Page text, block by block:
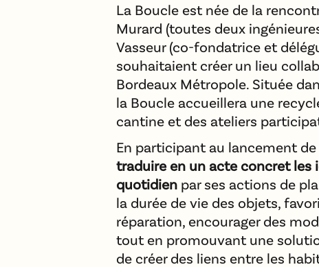
La Boucle est née de la
Murard (toutes deux
Vasseur (co-fondatrice et
souhaitaient créer un lieu
Bordeaux Métropole. Située
la Boucle accueillera une
cantine et des ateliers
En participant au lancement de
traduire en un acte concret les
quotidien par ses actions de
la durée de vie des objets,
réparation, encourager des
tout en promouvant une
de créer des liens entre les